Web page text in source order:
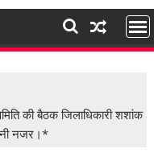
की बैठक जिलाधिकारी शशांक
नजर।*